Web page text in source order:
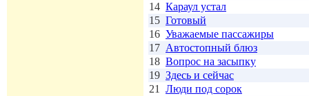
14 Караул устал
15 Готовый
16 Уважаемые пассажиры
17 Автостопный блюз
18 Вопрос на засыпку
19 Здесь и сейчас
21 Люди под сорок